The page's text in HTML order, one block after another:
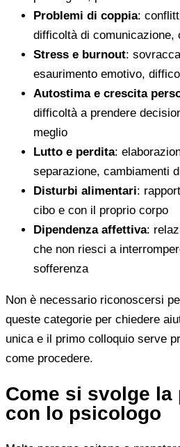
Problemi di coppia:
difficoltà di comunicazione,
Stress e burnout:
esaurimento emotivo,
Autostima e crescita
difficoltà a prendere
meglio
Lutto e perdita:
separazione, cambiamenti
Disturbi alimentari:
cibo e con il proprio corpo
Dipendenza affettiva:
che non riesci a
sofferenza
Non è necessario riconoscersi
queste categorie per chiedere
unica e il primo colloquio serve
come procedere.
Come si svolge la
con lo psicologo